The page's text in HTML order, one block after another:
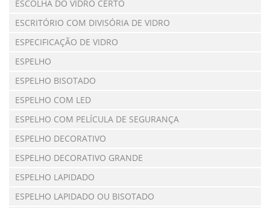
ESCOLHA DO VIDRO CERTO
ESCRITÓRIO COM DIVISÓRIA DE VIDRO
ESPECIFICAÇÃO DE VIDRO
ESPELHO
ESPELHO BISOTADO
ESPELHO COM LED
ESPELHO COM PELÍCULA DE SEGURANÇA
ESPELHO DECORATIVO
ESPELHO DECORATIVO GRANDE
ESPELHO LAPIDADO
ESPELHO LAPIDADO OU BISOTADO